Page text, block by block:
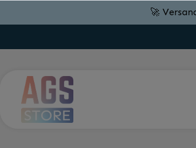
🚀